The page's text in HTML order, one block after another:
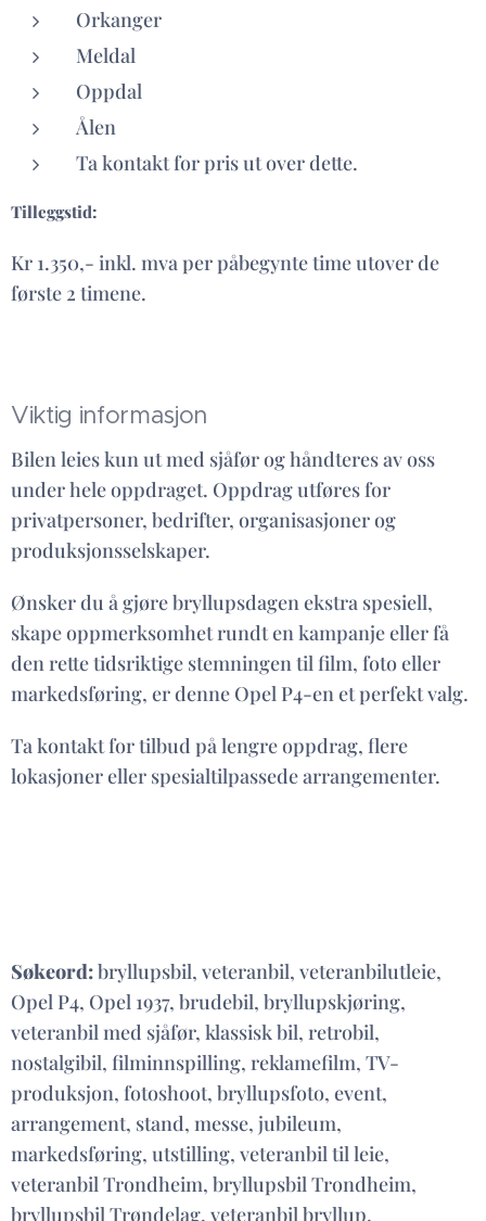
Orkanger
Meldal
Oppdal
Ålen
Ta kontakt for pris ut over dette.
Tilleggstid:
Kr 1.350,- inkl. mva per påbegynte time utover de
første 2 timene.
Viktig informasjon
Bilen leies kun ut med sjåfør og håndteres av oss
under hele oppdraget. Oppdrag utføres for
privatpersoner, bedrifter, organisasjoner og
produksjonsselskaper.
Ønsker du å gjøre bryllupsdagen ekstra spesiell,
skape oppmerksomhet rundt en kampanje eller få
den rette tidsriktige stemningen til film, foto eller
markedsføring, er denne Opel P4-en et perfekt valg.
Ta kontakt for tilbud på lengre oppdrag, flere
lokasjoner eller spesialtilpassede arrangementer.
Søkeord:bryllupsbil, veteranbil, veteranbilutleie,
Opel P4, Opel 1937, brudebil, bryllupskjøring,
veteranbil med sjåfør, klassisk bil, retrobil,
nostalgibil, filminnspilling, reklamefilm, TV-
produksjon, fotoshoot, bryllupsfoto, event,
arrangement, stand, messe, jubileum,
markedsføring, utstilling, veteranbil til leie,
veteranbil Trondheim, bryllupsbil Trondheim,
bryllupsbil Trøndelag, veteranbil bryllup.